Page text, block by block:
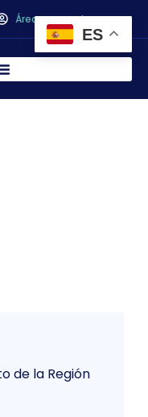
Área personal
de la Región
ES